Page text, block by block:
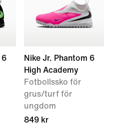
6
Nike Jr. Phantom 6
High Academy
Fotbollssko för
grus/turf för
ungdom
849 kr